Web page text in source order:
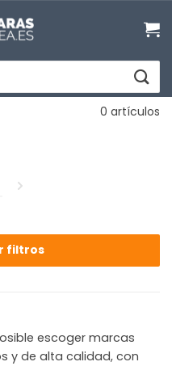
0 artículos
filtros
escoger marcas
y de alta calidad, con